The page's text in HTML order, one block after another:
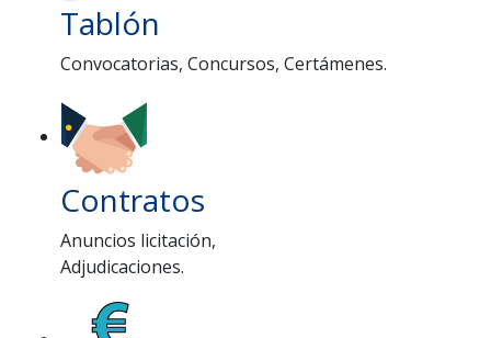
Tablón
Convocatorias, Concursos, Certámenes.
Contratos
Anuncios licitación,
Adjudicaciones.